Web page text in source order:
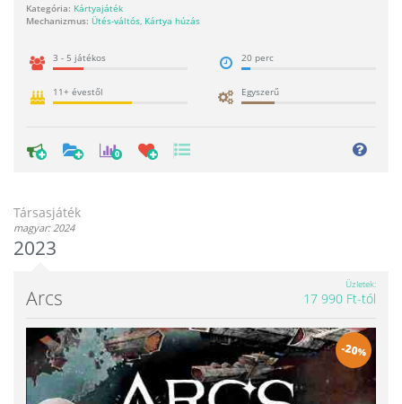
Kategória: Kártyajáték
Mechanizmus: Ütés-váltós Kártya húzás
3 - 5 játékos 20 perc
11+ évestől Egyszerű
0
Társasjáték
magyar: 2024
2023
Arcs
Üzletek
17 990 Ft-tól
-20%